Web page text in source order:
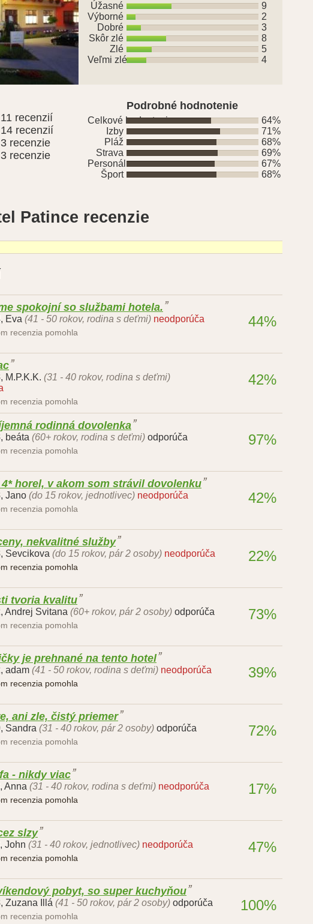
Úžasné
9
Výborné
2
Dobré
3
Skôr zlé
8
Zlé
5
Veľmi zlé
4
11 recenzií
14 recenzií
3 recenzie
3 recenzie
Podrobné hodnotenie
Celkové hodnotenie
64%
Izby
71%
Pláž
68%
Strava
69%
Personál
67%
Šport
68%
Patince recenzie
spokojní so službami hotela.
, Eva (41 - 50 rokov, rodina s deťmi) neodporúča
recenzia pomohla
44%
, M.P.K.K. (31 - 40 rokov, rodina s deťmi)
recenzia pomohla
42%
rodinná dovolenka
, beáta (60+ rokov, rodina s deťmi) odporúča
recenzia pomohla
97%
horel, v akom som strávil dovolenku
, Jano (do 15 rokov, jednotlivec) neodporúča
recenzia pomohla
42%
nekvalitné služby
, Sevcikova (do 15 rokov, pár 2 osoby) neodporúča
recenzia pomohla
22%
tvoria kvalitu
, Andrej Svitana (60+ rokov, pár 2 osoby) odporúča
recenzia pomohla
73%
je prehnané na tento hotel
, adam (41 - 50 rokov, rodina s deťmi) neodporúča
recenzia pomohla
39%
ani zle, čistý priemer
, Sandra (31 - 40 rokov, pár 2 osoby) odporúča
recenzia pomohla
72%
- nikdy viac
, Anna (31 - 40 rokov, rodina s deťmi) neodporúča
recenzia pomohla
17%
slzy
, John (31 - 40 rokov, jednotlivec) neodporúča
recenzia pomohla
47%
pobyt, so super kuchyňou
, Zuzana Illá (41 - 50 rokov, pár 2 osoby) odporúča
recenzia pomohla
100%